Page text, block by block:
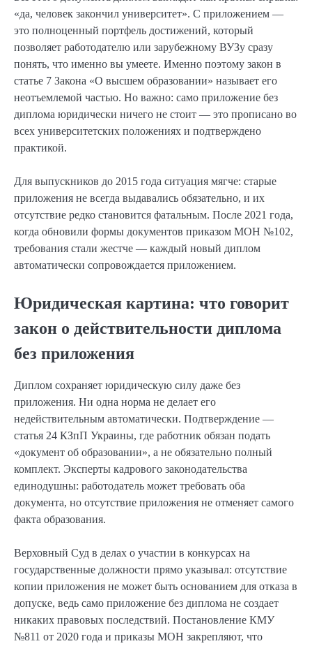
«да, человек закончил университет». С приложением —
это полноценный портфель достижений, который
позволяет работодателю или зарубежному ВУЗу сразу
понять, что именно вы умеете. Именно поэтому закон в
статье 7 Закона «О высшем образовании» называет его
неотъемлемой частью. Но важно: само приложение без
диплома юридически ничего не стоит — это прописано во
всех университетских положениях и подтверждено
практикой.
Для выпускников до 2015 года ситуация мягче: старые
приложения не всегда выдавались обязательно, и их
отсутствие редко становится фатальным. После 2021 года,
когда обновили формы документов приказом МОН №102,
требования стали жестче — каждый новый диплом
автоматически сопровождается приложением.
Юридическая картина: что говорит
закон о действительности диплома
без приложения
Диплом сохраняет юридическую силу даже без
приложения. Ни одна норма не делает его
недействительным автоматически. Подтверждение —
статья 24 КЗпП Украины, где работник обязан подать
«документ об образовании», а не обязательно полный
комплект. Эксперты кадрового законодательства
единодушны: работодатель может требовать оба
документа, но отсутствие приложения не отменяет самого
факта образования.
Верховный Суд в делах о участии в конкурсах на
государственные должности прямо указывал: отсутствие
копии приложения не может быть основанием для отказа в
допуске, ведь само приложение без диплома не создает
никаких правовых последствий. Постановление КМУ
№811 от 2020 года и приказы МОН закрепляют, что